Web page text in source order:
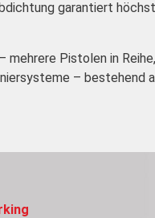
garantiert
mehrere Pistolen in
– bestehend